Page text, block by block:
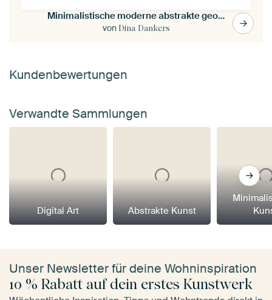
Minimalistische moderne abstrakte geometrische Kunst in Pastellfarben. Formen in Rosa und Beige
von Dina Dankers
Kundenbewertungen
Verwandte Sammlungen
Digital Art Abstrakte Kunst
Unser Newsletter für deine Wohninspiration
10 % Rabatt auf dein erstes Kunstwerk